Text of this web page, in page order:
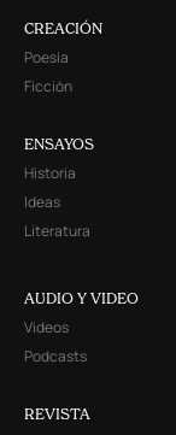
CREACIÓN
Poesía
Ficción
ENSAYOS
Historia
Ideas
Literatura
AUDIO Y VIDEO
Videos
Podcasts
REVISTA